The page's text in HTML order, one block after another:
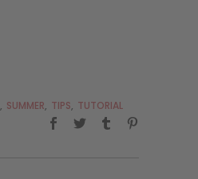
, SUMMER, TIPS, TUTORIAL